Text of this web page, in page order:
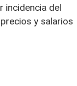
incidencia del
y salarios